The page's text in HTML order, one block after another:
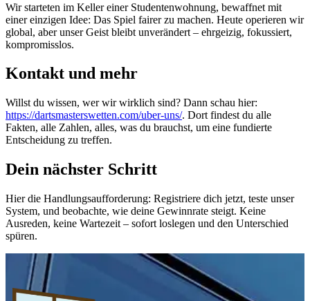
Wir starteten im Keller einer Studentenwohnung, bewaffnet mit
einer einzigen Idee: Das Spiel fairer zu machen. Heute operieren wir
global, aber unser Geist bleibt unverändert – ehrgeizig, fokussiert,
kompromisslos.
Kontakt und mehr
Willst du wissen, wer wir wirklich sind? Dann schau hier:
https://dartsmasterswetten.com/uber-uns/. Dort findest du alle
Fakten, alle Zahlen, alles, was du brauchst, um eine fundierte
Entscheidung zu treffen.
Dein nächster Schritt
Hier die Handlungsaufforderung: Registriere dich jetzt, teste unser
System, und beobachte, wie deine Gewinnrate steigt. Keine
Ausreden, keine Wartezeit – sofort loslegen und den Unterschied
spüren.